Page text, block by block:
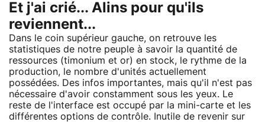
Et j'ai crié... Alins pour qu'ils
reviennent...
Dans le coin supérieur gauche, on retrouve les
statistiques de notre peuple à savoir la quantité de
ressources (timonium et or) en stock, le rythme de la
production, le nombre d'unités actuellement
possédées. Des infos importantes, mais qu'il n'est pas
nécessaire d'avoir constamment sous les yeux. Le
reste de l'interface est occupé par la mini-carte et les
différentes options de contrôle. Inutile de revenir sur